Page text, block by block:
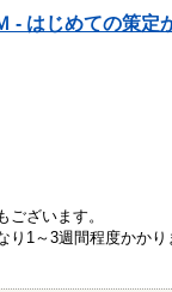
- はじめての策定
ざいます。
り1～3週間程度かかり